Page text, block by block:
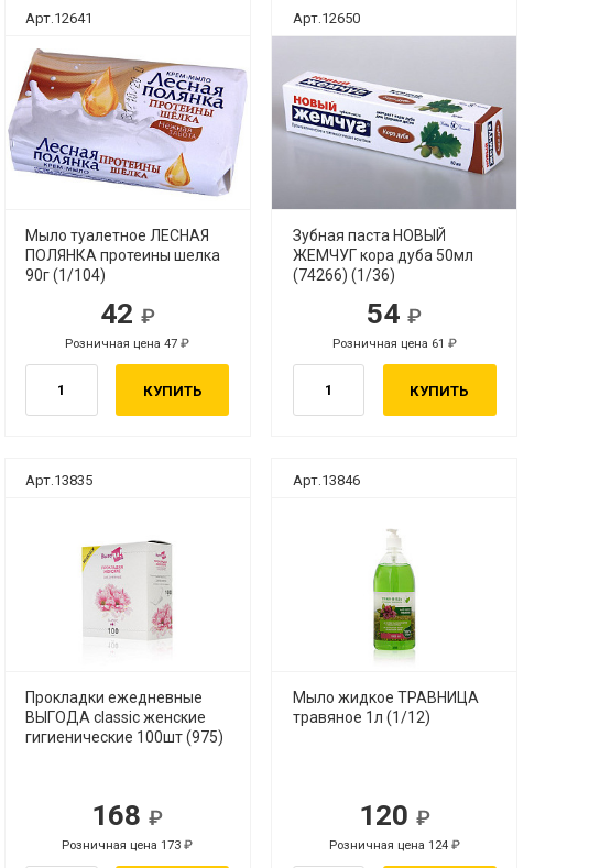
Арт.12641
Мыло туалетное ЛЕСНАЯ
ПОЛЯНКА протеины шелка
90г (1/104)
42
Розничная цена 47
КУПИТЬ
Арт.12650
Зубная паста НОВЫЙ
ЖЕМЧУГ кора дуба 50мл
(74266) (1/36)
54
Розничная цена 61
КУПИТЬ
Арт.13835
Прокладки ежедневные
ВЫГОДА classic женские
гигиенические 100шт (975)
168
Розничная цена 173
Арт.13846
Мыло жидкое ТРАВНИЦА
травяное 1л (1/12)
120
Розничная цена 124